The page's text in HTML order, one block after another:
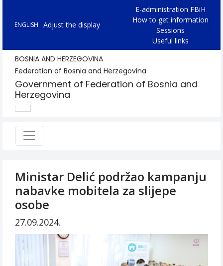
ENGLISH Adjust the display
E-administration FBiH
How to get information
Sessions
Useful links
BOSNIA AND HERZEGOVINA
Federation of Bosnia and Herzegovina
Government of Federation of Bosnia and
Herzegovina
Ministar Delić podržao kampanju
nabavke mobitela za slijepe
osobe
27.09.2024.